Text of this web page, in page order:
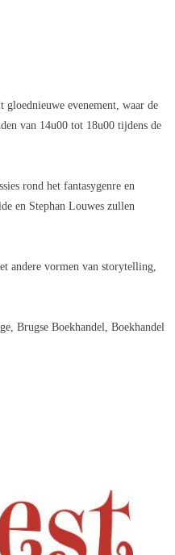
evenement, waar de
van 14u00 tot 18u00 tijdens de
rond het fantasygenre en
en Stephan Louwes zullen
andere vormen van storytelling,
, Brugse Boekhandel, Boekhandel